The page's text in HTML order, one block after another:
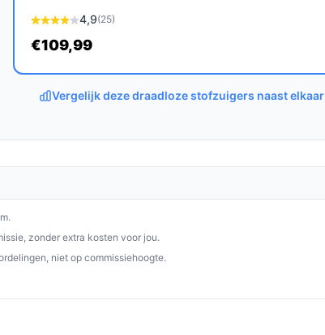
een hogere zuigkracht, langere
resulteert in betere prestaties en
kracht, gebruiksgemak en efficiëntie in
prestaties is hij een waardevolle
voor een schoner en gezonder huis!
Kies bewust
4,9(25)
€109,99
Vergelijk deze draadloze stofzuigers naast elkaar
zonder extra kosten voor jou.
niet op commissiehoogte.